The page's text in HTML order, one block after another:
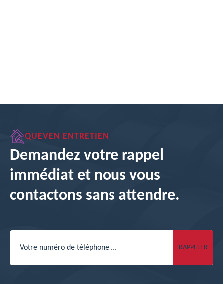
QUEVEN ENTRETIEN
Demandez votre rappel
immédiat et nous vous
contactons sans attendre.